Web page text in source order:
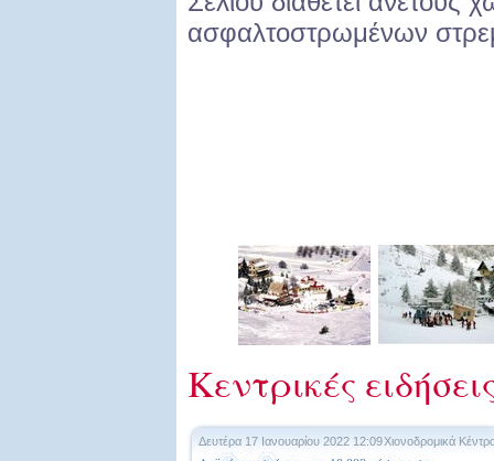
ασφαλτοστρωμένων
Κεντρικές
Δευτέρα 17 Ιανουαρίου 2022 12:09Χιονοδρομικά